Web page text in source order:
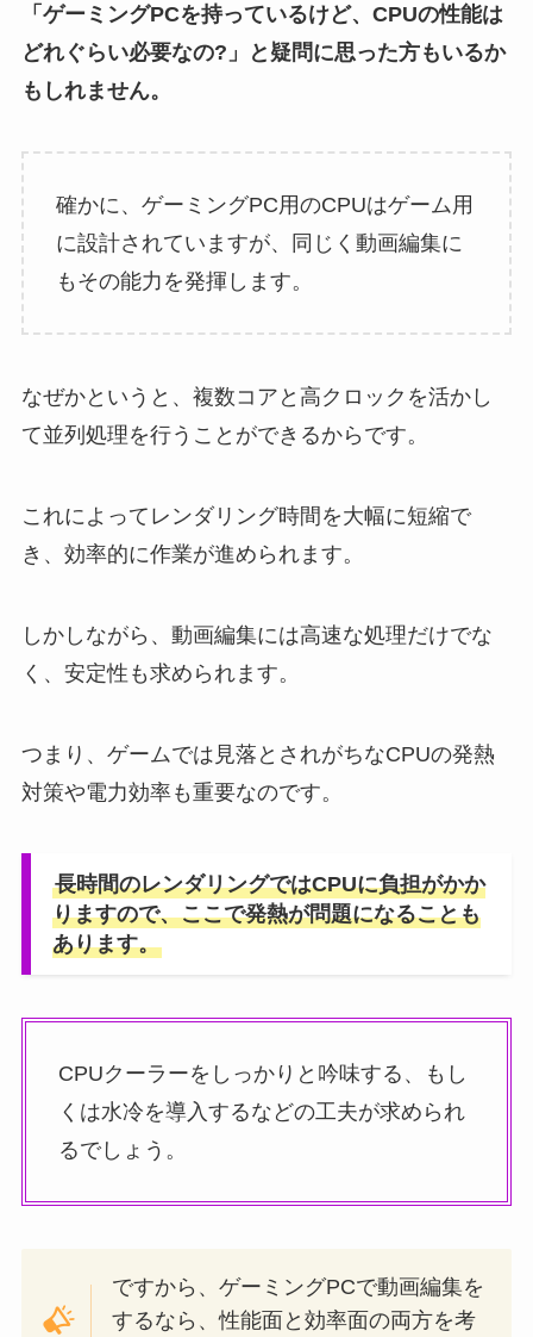
「ゲーミングPCを持っているけど、CPUの性能は
どれぐらい必要なの?」と疑問に思った方もいるか
もしれません。
確かに、ゲーミングPC用のCPUはゲーム用
に設計されていますが、同じく動画編集に
もその能力を発揮します。
なぜかというと、複数コアと高クロックを活かし
て並列処理を行うことができるからです。
これによってレンダリング時間を大幅に短縮で
き、効率的に作業が進められます。
しかしながら、動画編集には高速な処理だけでな
く、安定性も求められます。
つまり、ゲームでは見落とされがちなCPUの発熱
対策や電力効率も重要なのです。
長時間のレンダリングではCPUに負担がかか
りますので、ここで発熱が問題になることも
あります。
CPUクーラーをしっかりと吟味する、もし
くは水冷を導入するなどの工夫が求められ
るでしょう。
ですから、ゲーミングPCで動画編集を
するなら、性能面と効率面の両方を考